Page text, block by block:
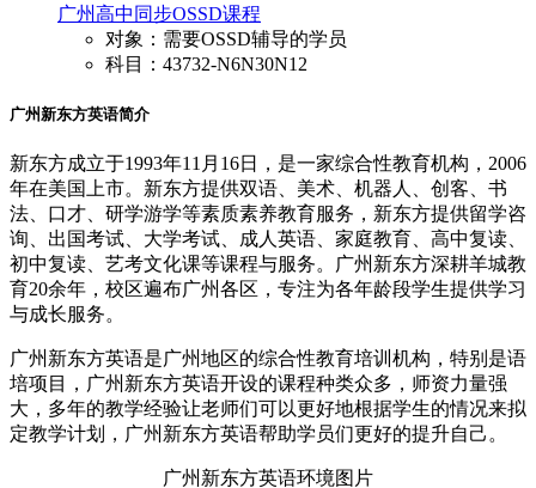
广州高中同步OSSD课程
对象：需要OSSD辅导的学员
科目：43732-N6N30N12
广州新东方英语简介
新东方成立于1993年11月16日，是一家综合性教育机构，2006
年在美国上市。新东方提供双语、美术、机器人、创客、书
法、口才、研学游学等素质素养教育服务，新东方提供留学咨
询、出国考试、大学考试、成人英语、家庭教育、高中复读、
初中复读、艺考文化课等课程与服务。广州新东方深耕羊城教
育20余年，校区遍布广州各区，专注为各年龄段学生提供学习
与成长服务。
广州新东方英语是广州地区的综合性教育培训机构，特别是语
培项目，广州新东方英语开设的课程种类众多，师资力量强
大，多年的教学经验让老师们可以更好地根据学生的情况来拟
定教学计划，广州新东方英语帮助学员们更好的提升自己。
广州新东方英语环境图片